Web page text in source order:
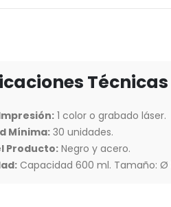
Técnicas
1 color o grabado láser.
Mínima: 30 unidades.
Producto: Negro y acero.
Capacidad 600 ml. Tamaño: Ø